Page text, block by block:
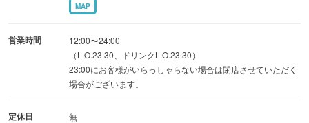
MAP
営業時間
12:00〜24:00
（L.O.23:30、ドリンクL.O.23:30）
23:00にお客様がいらっしゃらない場合は閉店させていただく
場合がございます。
定休日 無